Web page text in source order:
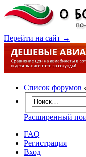
Перейти на сайт →
Список форумов ‹
Расширенный
FAQ
Регистрация
Вход